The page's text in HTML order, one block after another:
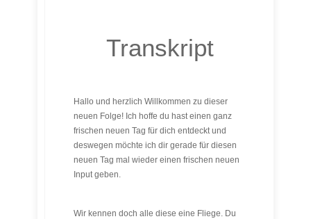
Transkript
Hallo und herzlich Willkommen zu dieser
neuen Folge! Ich hoffe du hast einen ganz
frischen neuen Tag für dich entdeckt und
deswegen möchte ich dir gerade für diesen
neuen Tag mal wieder einen frischen neuen
Input geben.
Wir kennen doch alle diese eine Fliege. Du